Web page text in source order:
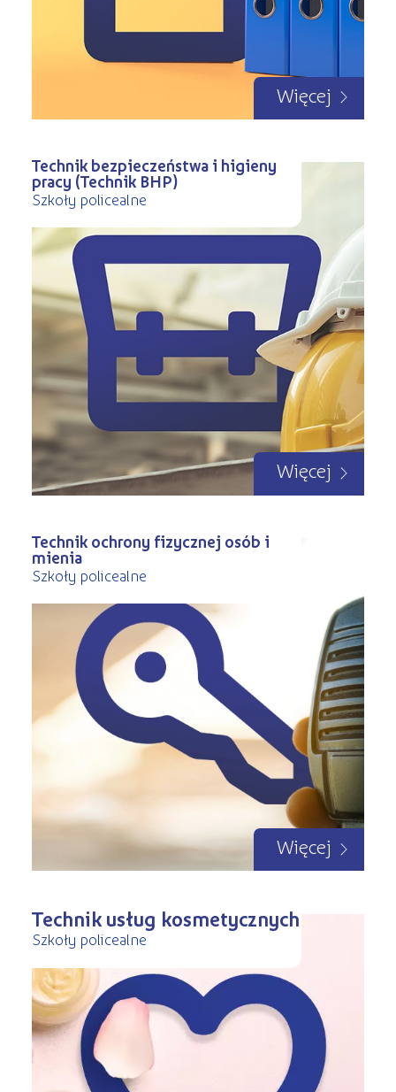
Więcej
Technik bezpieczeństwa i higieny
pracy (Technik BHP)
Szkoły policealne
Więcej
Technik ochrony fizycznej osób i
mienia
Szkoły policealne
Więcej
Technik usług kosmetycznych
Szkoły policealne